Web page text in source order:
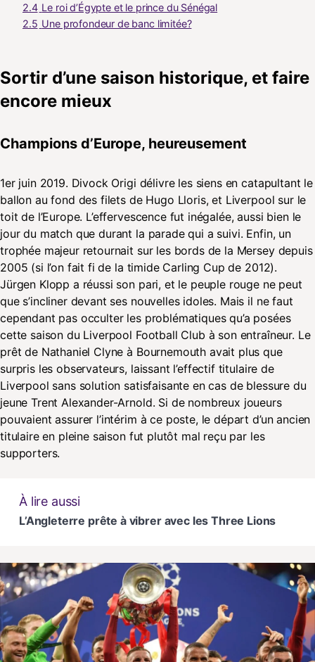
2.4 Le roi d’Égypte et le prince du Sénégal
2.5 Une profondeur de banc limitée?
Sortir d’une saison historique, et faire
encore mieux
Champions d’Europe, heureusement
1er juin 2019. Divock Origi délivre les siens en catapultant le
ballon au fond des filets de Hugo Lloris, et Liverpool sur le
toit de l’Europe. L’effervescence fut inégalée, aussi bien le
jour du match que durant la parade qui a suivi. Enfin, un
trophée majeur retournait sur les bords de la Mersey depuis
2005 (si l’on fait fi de la timide Carling Cup de 2012).
Jürgen Klopp a réussi son pari, et le peuple rouge ne peut
que s’incliner devant ses nouvelles idoles. Mais il ne faut
cependant pas occulter les problématiques qu’a posées
cette saison du Liverpool Football Club à son entraîneur. Le
prêt de Nathaniel Clyne à Bournemouth avait plus que
surpris les observateurs, laissant l’effectif titulaire de
Liverpool sans solution satisfaisante en cas de blessure du
jeune Trent Alexander-Arnold. Si de nombreux joueurs
pouvaient assurer l’intérim à ce poste, le départ d’un ancien
titulaire en pleine saison fut plutôt mal reçu par les
supporters.
À lire aussi
L’Angleterre prête à vibrer avec les Three Lions